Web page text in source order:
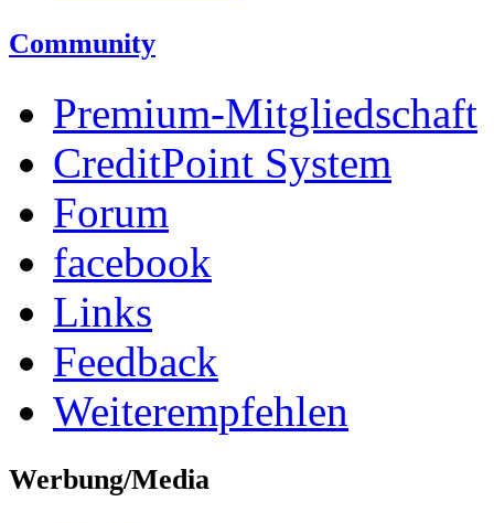
Community
Premium-Mitgliedschaft
CreditPoint System
Forum
facebook
Links
Feedback
Weiterempfehlen
Werbung/Media